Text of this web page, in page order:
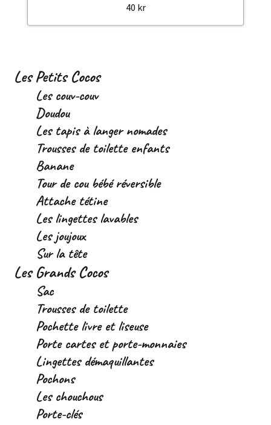
Les Petits Cocos
Les couv-couv
Doudou
Les tapis à langer nomades
Trousses de toilette enfants
Banane
Tour de cou bébé réversible
Attache tétine
Les lingettes lavables
Les joujoux
Sur la tête
Les Grands Cocos
Sac
Trousses de toilette
Pochette livre et liseuse
Porte cartes et porte-monnaies
Lingettes démaquillantes
Pochons
Les chouchous
Porte-clés
40 kr